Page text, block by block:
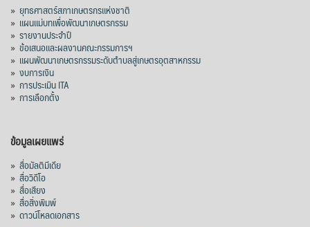
» ยุทธศาสตร์สภาเกษตรกรแห่งชาติ
» แผนแม่บทเพื่อพัฒนาเกษตรกรรม
» รายงานประจำปี
» ข้อเสนอและผลงานคณะกรรมการฯ
» แผนพัฒนาเกษตรกรรมระดับตำบลสู่เกษตรอุตสาหกรรม
» งบการเงิน
» การประเมิน ITA
» การเลือกตั้ง
ข้อมูลเผยแพร่
» สื่อมัลติมีเดีย
» สื่อวิดีโอ
» สื่อเสียง
» สื่อสิ่งพิมพ์
» ดาวน์โหลดเอกสาร